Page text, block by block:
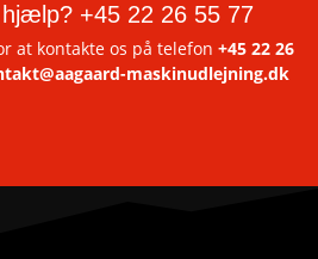
hjælp? +45 22 26 55 77
at kontakte os på telefon +45 22 26
maskinudlejning.dk